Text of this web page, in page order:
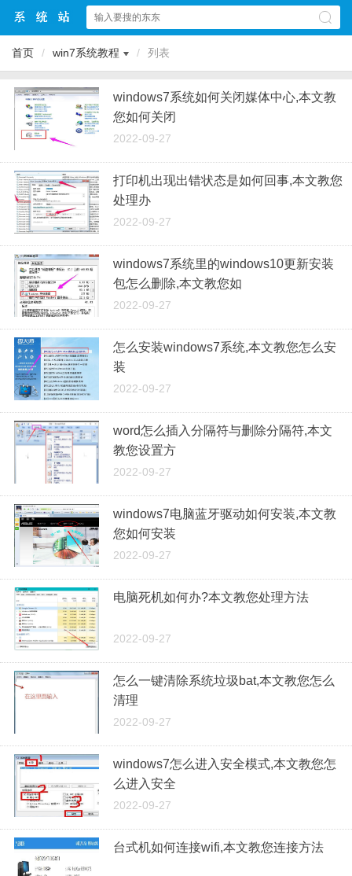
首页 / win7系统教程 / 列表
windows7系统如何关闭媒体中心,本文教
您如何关闭
2022-09-27
打印机出现出错状态是如何回事,本文教您
处理办
2022-09-27
windows7系统里的windows10更新安装
包怎么删除,本文教您如
2022-09-27
怎么安装windows7系统,本文教您怎么安
装
2022-09-27
word怎么插入分隔符与删除分隔符,本文
教您设置方
2022-09-27
windows7电脑蓝牙驱动如何安装,本文教
您如何安装
2022-09-27
电脑死机如何办?本文教您处理方法
2022-09-27
怎么一键清除系统垃圾bat,本文教您怎么
清理
2022-09-27
windows7怎么进入安全模式,本文教您怎
么进入安全
2022-09-27
台式机如何连接wifi,本文教您连接方法